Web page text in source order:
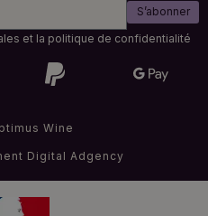
S’abonner
et la politique de confidentialité
Wine
Digital Adgency